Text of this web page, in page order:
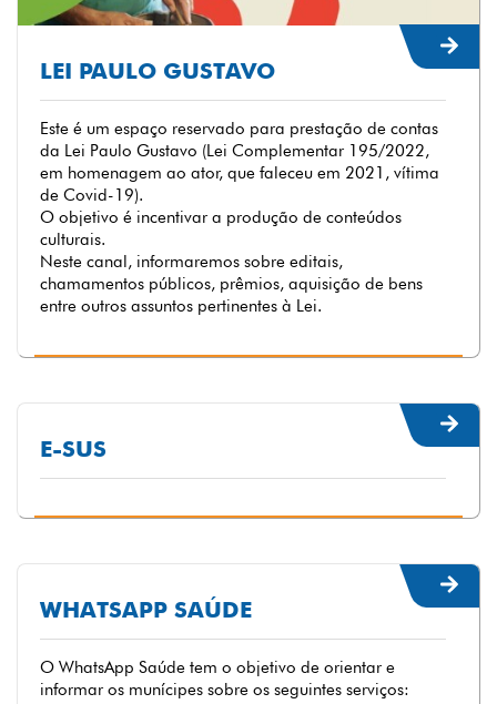
LEI PAULO GUSTAVO
Este é um espaço reservado para prestação de contas
da Lei Paulo Gustavo (Lei Complementar 195/2022,
em homenagem ao ator, que faleceu em 2021, vítima
de Covid-19).
O objetivo é incentivar a produção de conteúdos
culturais.
Neste canal, informaremos sobre editais,
chamamentos públicos, prêmios, aquisição de bens
entre outros assuntos pertinentes à Lei.
E-SUS
WHATSAPP SAÚDE
O WhatsApp Saúde tem o objetivo de orientar e
informar os munícipes sobre os seguintes serviços: